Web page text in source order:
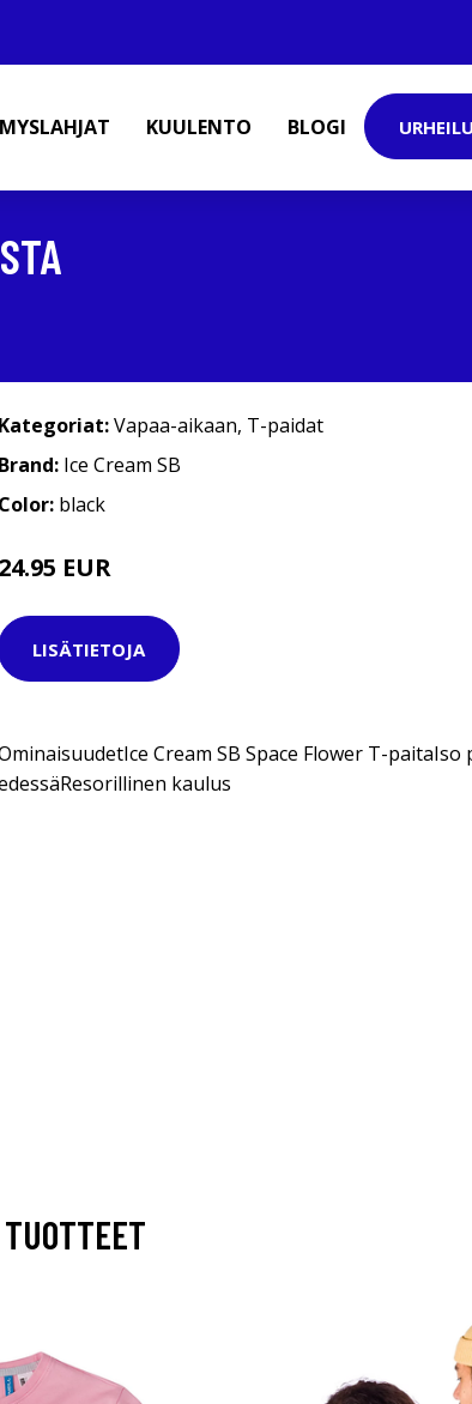
KUULENTO BLOGI
Kategoriat:Vapaa-aikaan, T-paidat
Brand: Ice Cream SB
Color: black
24.95 EUR
LISÄTIETOJA
Cream SB Space Flower T-
kaulus